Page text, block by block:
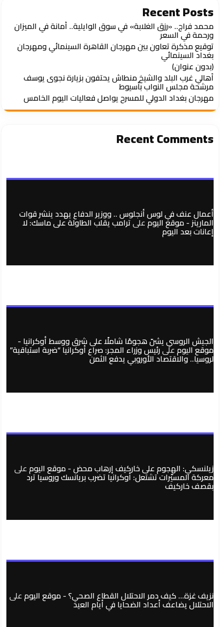
Recent Posts
محمد فراج.. «رزق الغلابة» في سوق الوايلية.. أمانة في الميزان
ورحمة في السعر
توقيع مذكرة تعاون بين مهرجان القاهرة السينمائي ومهرجان
بغداد السينمائي
(بدون عنوان)
أهالي غرب البلد والشيخ منطاش يحتفون بزيارة نجوى يوسف
مرشحة مجلس النواب بأسيوط
مهرجان بغداد الدولي للمسرح يواصل فعاليات اليوم الخامس
Recent Comments
أعمال عنف في لوس أنجلوس .. ووزير الدفاع يهدد ينشر قوات
المارينز - موقع اليومعلىترامب يقلب الطاولة على ماسك: لا
إعانات بعد اليوم
الجيش الروسي يشنّ هجومًا شاملًا على شرق ووسط أوكرانيا -
موقع اليومعلىرئيس وزراء المجر: صراع أوكرانيا “ضربة استباقية”
لروسيا.. والاقتصاد الأوروبي يدفع الثمن
زيلنسكي: الهجوم على خاركيف إرهاب محض - موقع اليومعلى
معركة المسيّرات تشتعل: أوكرانيا تضرب بريانسك وروسيا ترد
بقصف خاركيف
نزيف غزة… كيف دمر الاحتلال القطاع الصحي؟ - موقع اليومعلى
الاحتلال يضاعف أعداد الضحايا في أيام العيد